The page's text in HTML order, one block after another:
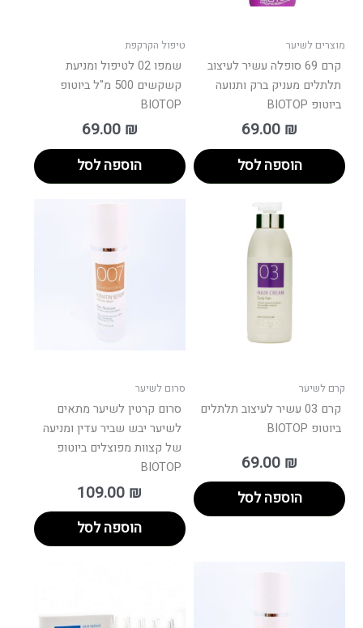
מוצרים לשיער
קרם 69 סופלה עשיר לעיצוב
תלתלים מעניק ברק ותנועה
ביוטופ BIOTOP
69.00 ₪
הוספה לסל
טיפול הקרקפת
שמפו 02 לטיפול ומניעת
קשקשים 500 מ"ל ביוטופ
BIOTOP
69.00 ₪
הוספה לסל
קרם לשיער
קרם 03 עשיר לעיצוב תלתלים
ביוטופ BIOTOP
69.00 ₪
הוספה לסל
סרום לשיער
סרום קרטין לשיער מתאים
לשיער יבש שביר עדין ומניעה
של קצוות מפוצלים ביוטופ
BIOTOP
109.00 ₪
הוספה לסל